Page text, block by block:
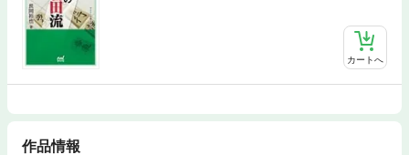
カートへ
作品情報